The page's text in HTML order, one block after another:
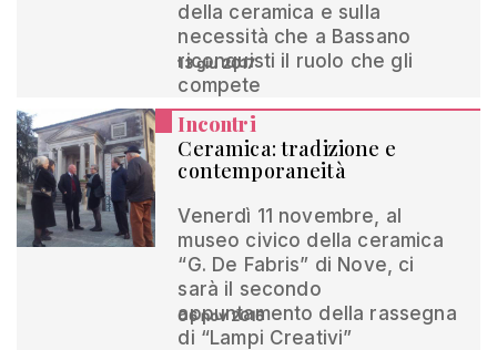
della ceramica e sulla
necessità che a Bassano
riconquisti il ruolo che gli
compete
13 giu 2017
Incontri
Ceramica: tradizione e
contemporaneità
Venerdì 11 novembre, al
museo civico della ceramica
“G. De Fabris” di Nove, ci
sarà il secondo
appuntamento della rassegna
di “Lampi Creativi”
06 nov 2016